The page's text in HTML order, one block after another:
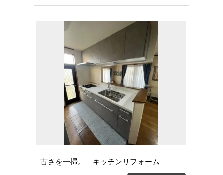
古さを一掃。 キッチンリフォーム